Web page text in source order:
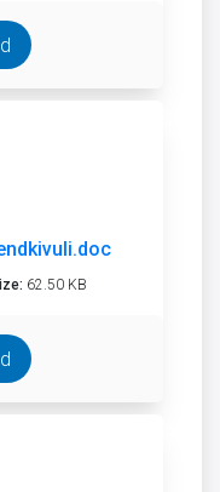
62.50 KB